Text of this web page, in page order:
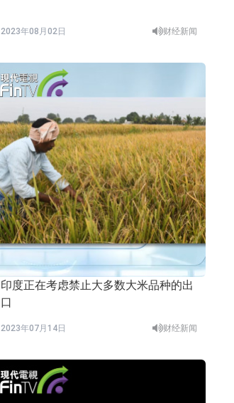
2023年08月02日 财经新闻
印度正在考虑禁止大多数大米品种的出
口
2023年07月14日 财经新闻